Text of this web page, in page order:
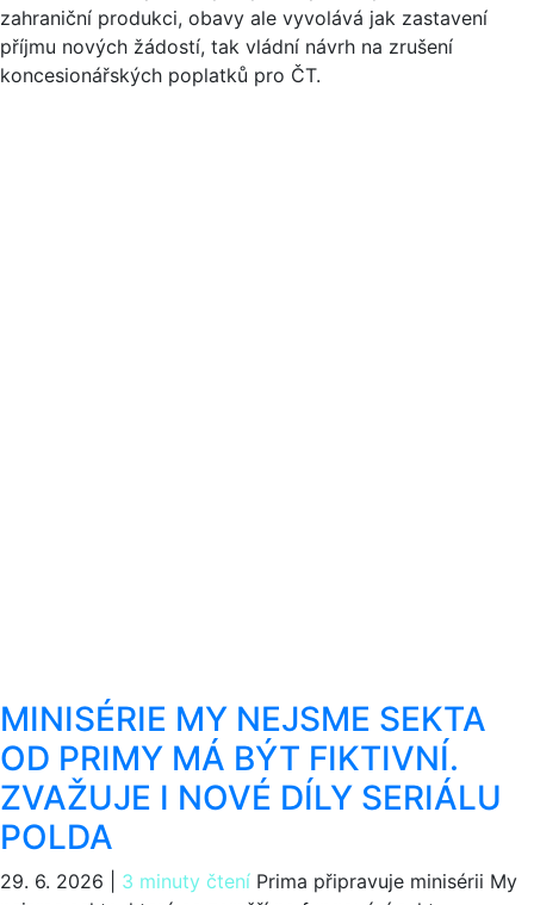
zahraniční produkci, obavy ale vyvolává jak zastavení
příjmu nových žádostí, tak vládní návrh na zrušení
koncesionářských poplatků pro ČT.
MINISÉRIE MY NEJSME SEKTA
OD PRIMY MÁ BÝT FIKTIVNÍ.
ZVAŽUJE I NOVÉ DÍLY SERIÁLU
POLDA
29. 6. 2026 3 minuty čtení Prima připravuje minisérii My